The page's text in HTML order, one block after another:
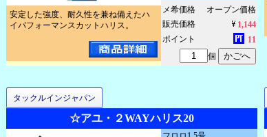
安定した強度、耐久性を兼ね備えたハ
イパフォーマンスカットハリス。
メ希価格
オープン価格
販売価格
1,144
ポイント
11
個
タックルインジャパン
☆アユ・２WAYハリス20